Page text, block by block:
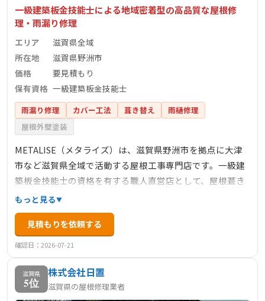
一級建築板金技能士による地域密着型の高品質な屋根修
理・雨漏り修理
エリア
滋賀県全域
所在地
滋賀県野洲市
価格
要見積もり
保有資格 一級建築板金技能士
雨漏り修理 カバー工法 葺き替え
雨樋修理
屋根外壁塗装
METALISE（メタライズ）は、滋賀県野洲市を拠点に大津
市など滋賀県全域で活動する屋根工事専門店です。一級建
築板金技能士の資格を有する職人直営店として、屋根葺き
替え・カバー工法・雨漏り修理・板金修理など各種屋根工
事に対応。地域密着型の軽いフットワークを活かし、突然
の雨漏りなど急を要するお困りごとにも迅速に対応しま
す。中間業者を挟まない職人直営だから適正価格で高品質
な施工を実現。お客様とのコミュニケーションを大切に、
現地調査・お見積り無料でご提供しています。
もっと見る
見積もりを依頼する
確認日：2026-07-21
滋賀県
5位
株式会社日置
滋賀県の屋根修理業者